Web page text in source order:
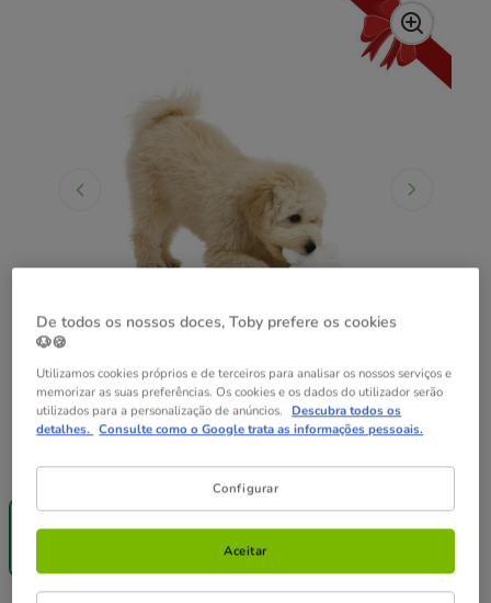
Composição:1 ud.
1 ud.
Snacks!
De todos os nossos doces, Toby prefere os cookies
🐶🍪
Utilizamos cookies próprios e de terceiros para analisar os nossos serviços e
memorizar as suas preferências. Os cookies e os dados do utilizador serão
utilizados para a personalização de anúncios. Descubra todos os
detalhes. Consulte como o Google trata as informações pessoais.
Configurar
Aceitar